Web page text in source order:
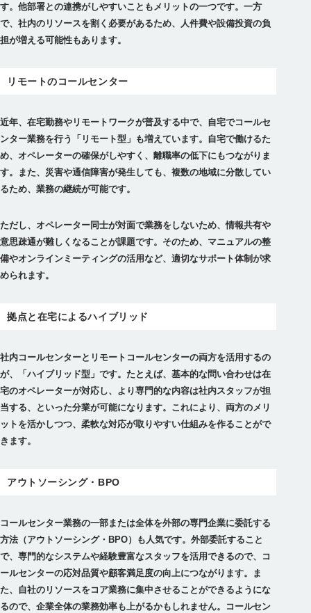
す。他部署との連携がしやすいこともメリットの一つです。 一方
で、社内のリソースを割く必要があるため、人件費や設備投資の負
担が増える可能性もあります。
リモートのコールセンター
近年、在宅勤務やリモートワークが普及する中で、自宅でコールセ
ンター業務を行う「リモート型」も増えています。 自宅で働けるた
め、オペレーターの確保がしやすく、離職率の低下にもつながりま
す。また、災害や通信障害が発生しても、複数の地域に分散してい
るため、業務の継続が可能です。
ただし、オペレーター同士が対面で業務をしないため、情報共有や
意思疎通が難しくなることが課題です。そのため、マニュアルの整
備やオンラインミーティングの活用など、適切なサポート体制が求
められます。
拠点と在宅によるハイブリッド
社内コールセンターとリモートコールセンターの両方を活用するの
が、「ハイブリッド型」です。たとえば、 基本的な問い合わせは在
宅のオペレーターが対応し、より専門的な内容は社内スタッフが担
当する、といった分業が可能になります。 これにより、両方のメリ
ットを活かしつつ、柔軟な対応が取りやすい仕組みを作ることがで
きます。
アウトソーシング・BPO
コールセンター業務の一部または全体を外部の専門企業に委託する
方法（アウトソーシング・BPO）も人気です。 外部委託すること
で、専門的なシステムや経験豊富なスタッフを活用できるので、コ
ールセンターの応対品質や顧客満足度の向上につながります。
ま
た、自社のリソースをコア業務に集中させることができるようにな
るので、企業全体の業務効率も上がるかもしれません。コールセン